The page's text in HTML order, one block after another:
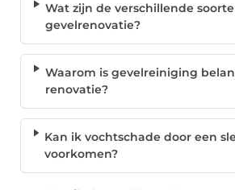
Wat zijn de verschillende
gevelrenovatie?
Waarom is gevelreiniging
renovatie?
Kan ik vochtschade door een
voorkomen?